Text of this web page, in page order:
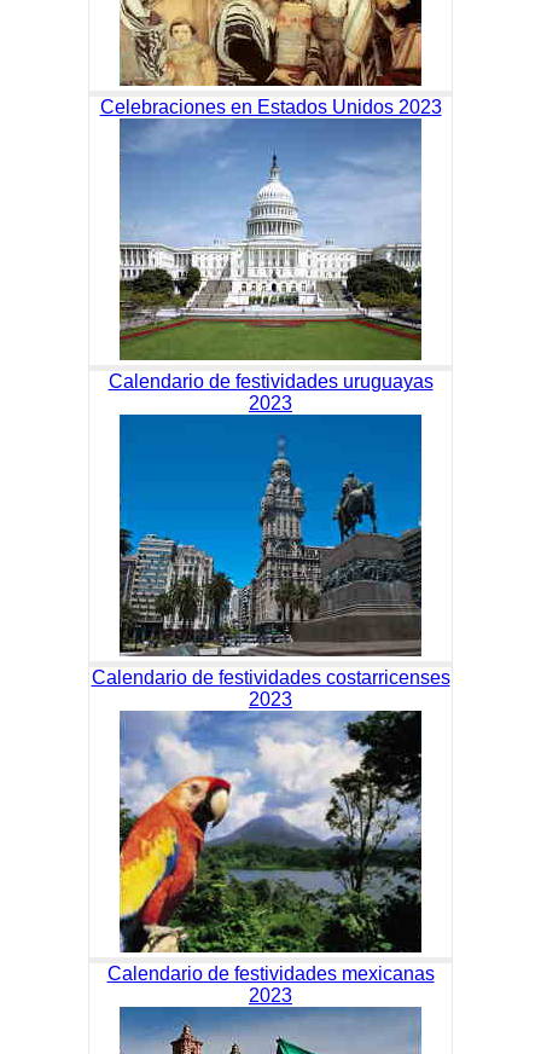
Celebraciones en Estados Unidos 2023
Calendario de festividades uruguayas
2023
Calendario de festividades costarricenses
2023
Calendario de festividades mexicanas
2023